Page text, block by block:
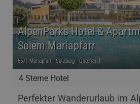
4 Sterne Hotel
AlpenParks Hotel &
Solem Mariapfarr
5571 Mariapfarr - Salzburg - Österreich
Perfekter Wanderurlaub im